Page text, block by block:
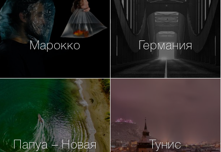
Марокко Германия
Папуа – Новая
Тунис